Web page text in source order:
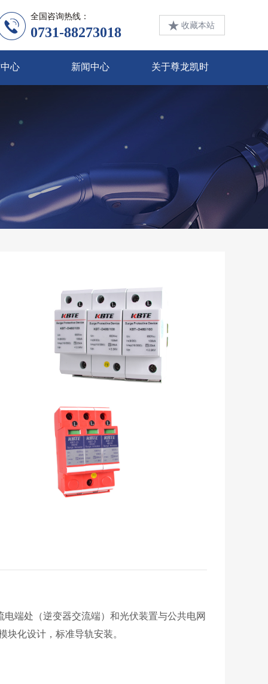
全国咨询热线：
0731-88273018 收藏本站
心 新闻中心 关于尊龙凯时
端处（逆变器交流端）和光伏装置与公共电网
化设计，标准导轨安装。